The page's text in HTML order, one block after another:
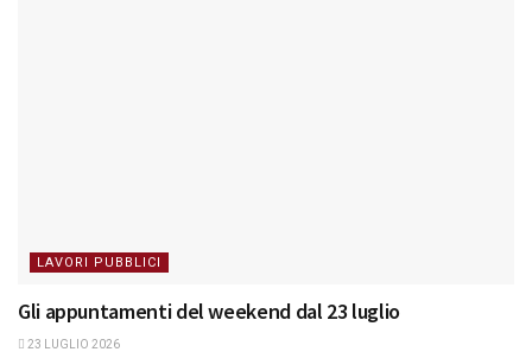
LAVORI PUBBLICI
Gli appuntamenti del weekend dal 23 luglio
23 LUGLIO 2026